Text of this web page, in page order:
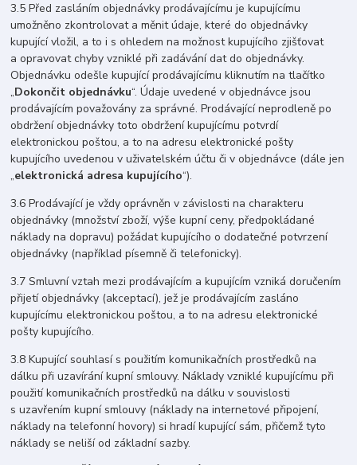
3.5 Před zasláním objednávky prodávajícímu je kupujícímu
umožněno zkontrolovat a měnit údaje, které do objednávky
kupující vložil, a to i s ohledem na možnost kupujícího zjišťovat
a opravovat chyby vzniklé při zadávání dat do objednávky.
Objednávku odešle kupující prodávajícímu kliknutím na tlačítko
„Dokončit objednávku“. Údaje uvedené v objednávce jsou
prodávajícím považovány za správné. Prodávající neprodleně po
obdržení objednávky toto obdržení kupujícímu potvrdí
elektronickou poštou, a to na adresu elektronické pošty
kupujícího uvedenou v uživatelském účtu či v objednávce (dále jen
„elektronická adresa kupujícího“).
3.6 Prodávající je vždy oprávněn v závislosti na charakteru
objednávky (množství zboží, výše kupní ceny, předpokládané
náklady na dopravu) požádat kupujícího o dodatečné potvrzení
objednávky (například písemně či telefonicky).
3.7 Smluvní vztah mezi prodávajícím a kupujícím vzniká doručením
přijetí objednávky (akceptací), jež je prodávajícím zasláno
kupujícímu elektronickou poštou, a to na adresu elektronické
pošty kupujícího.
3.8 Kupující souhlasí s použitím komunikačních prostředků na
dálku při uzavírání kupní smlouvy. Náklady vzniklé kupujícímu při
použití komunikačních prostředků na dálku v souvislosti
s uzavřením kupní smlouvy (náklady na internetové připojení,
náklady na telefonní hovory) si hradí kupující sám, přičemž tyto
náklady se neliší od základní sazby.